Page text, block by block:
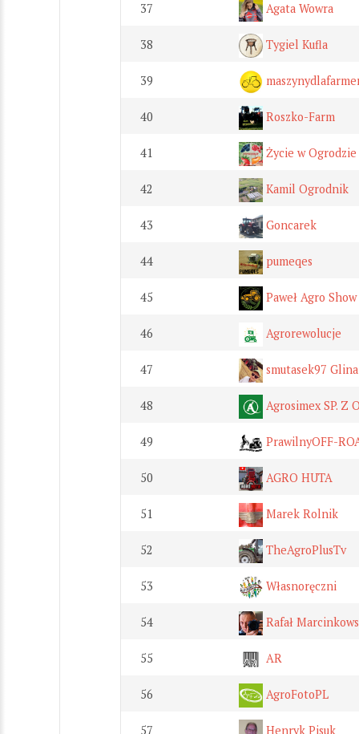
37 Agata Wowra
38 Tygiel Kufla
39
40 Roszko-Farm
41 Życie w Ogrodzie
42 Kamil Ogrodnik
43 Goncarek
44 pumeqes
45 Paweł Agro Show
46 Agrorewolucje
47 smutasek97 Glina
48 Agrosimex SP. Z
49 PrawilnyOFF-
50 AGRO HUTA
51 Marek Rolnik
52 TheAgroPlusTv
53 Własnoręczni
54 Rafał
55 AR
56 AgroFotoPL
57 Henryk Pisuk